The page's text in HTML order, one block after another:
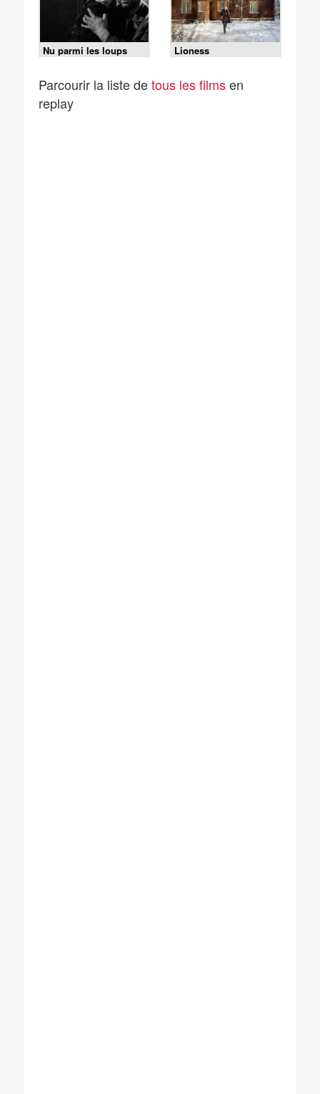
Nu parmi les loups Lioness
Parcourir la liste detous les filmsen
replay